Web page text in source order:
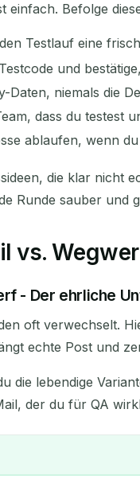
einfach. Befolge
Testlauf eine
und
Daten, niemals die
dass du testest
ablaufen, wenn
die klar nicht
Runde sauber und
vs.
- Der ehrliche
oft verwechselt.
echte Post und
die lebendige
der du für QA